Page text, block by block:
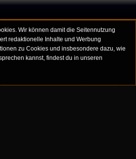
Wir können damit die Seitennutzung
redaktionelle Inhalte und Werbung
zu Cookies und insbesondere dazu, wie
kannst, findest du in unseren